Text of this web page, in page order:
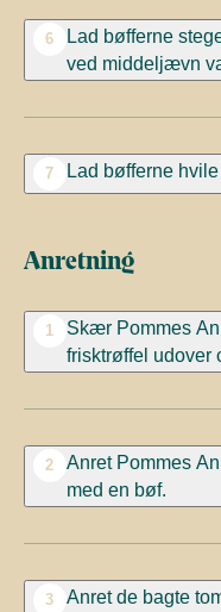
6 Lad bøfferne
ved middeljævn
7 Lad bøfferne
Anretning
1 Skær Pommes
frisktrøffel udover
2 Anret Pommes
med en bøf.
3 Anret de bagte